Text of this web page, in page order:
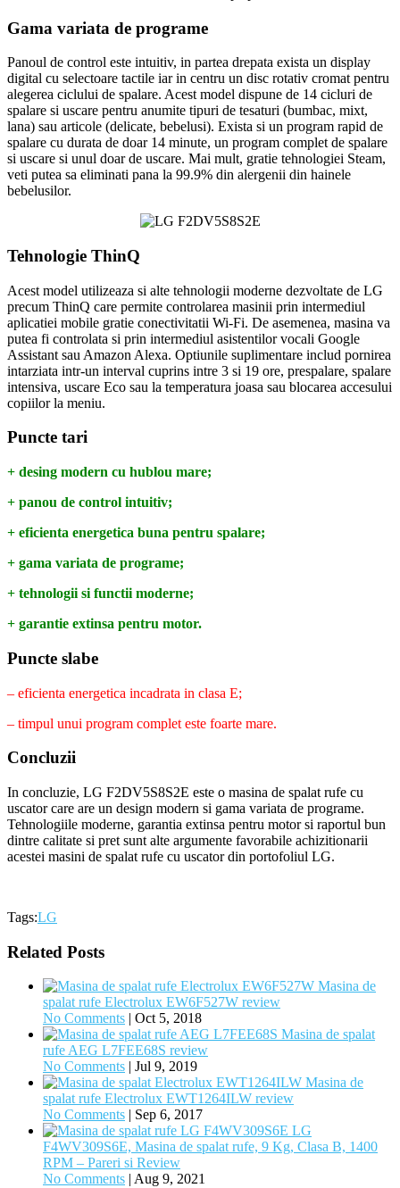
Gama variata de programe
Panoul de control este intuitiv, in partea drepata exista un display
digital cu selectoare tactile iar in centru un disc rotativ cromat pentru
alegerea ciclului de spalare. Acest model dispune de 14 cicluri de
spalare si uscare pentru anumite tipuri de tesaturi (bumbac, mixt,
lana) sau articole (delicate, bebelusi). Exista si un program rapid de
spalare cu durata de doar 14 minute, un program complet de spalare
si uscare si unul doar de uscare. Mai mult, gratie tehnologiei Steam,
veti putea sa eliminati pana la 99.9% din alergenii din hainele
bebelusilor.
Tehnologie ThinQ
Acest model utilizeaza si alte tehnologii moderne dezvoltate de LG
precum ThinQ care permite controlarea masinii prin intermediul
aplicatiei mobile gratie conectivitatii Wi-Fi. De asemenea, masina va
putea fi controlata si prin intermediul asistentilor vocali Google
Assistant sau Amazon Alexa. Optiunile suplimentare includ pornirea
intarziata intr-un interval cuprins intre 3 si 19 ore, prespalare, spalare
intensiva, uscare Eco sau la temperatura joasa sau blocarea accesului
copiilor la meniu.
Puncte tari
+ desing modern cu hublou mare;
+ panou de control intuitiv;
+ eficienta energetica buna pentru spalare;
+ gama variata de programe;
+ tehnologii si functii moderne;
+ garantie extinsa pentru motor.
Puncte slabe
– eficienta energetica incadrata in clasa E;
– timpul unui program complet este foarte mare.
Concluzii
In concluzie, LG F2DV5S8S2E este o masina de spalat rufe cu
uscator care are un design modern si gama variata de programe.
Tehnologiile moderne, garantia extinsa pentru motor si raportul bun
dintre calitate si pret sunt alte argumente favorabile achizitionarii
acestei masini de spalat rufe cu uscator din portofoliul LG.
Tags:LG
Related Posts
Masina de
spalat rufe Electrolux EW6F527W review
No Comments
Oct 5, 2018
Masina de spalat
rufe AEG L7FEE68S review
No Comments
Jul 9, 2019
Masina de
spalat rufe Electrolux EWT1264ILW review
No Comments
Sep 6, 2017
LG
F4WV309S6E, Masina de spalat rufe, 9 Kg, Clasa B, 1400
RPM – Pareri si Review
No Comments Aug 9, 2021